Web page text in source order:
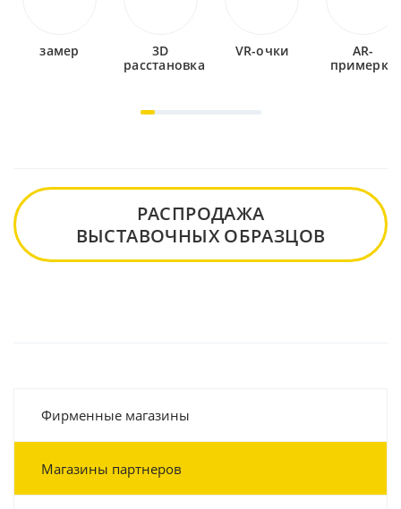
замер
3D
расстановка
VR-очки
AR-
примерка
РАСПРОДАЖА
ВЫСТАВОЧНЫХ ОБРАЗЦОВ
Фирменные магазины
Магазины партнеров